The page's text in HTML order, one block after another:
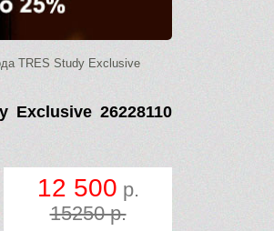
TRES Study Exclusive
Exclusive 26228110
12 500 р.
15250 р.